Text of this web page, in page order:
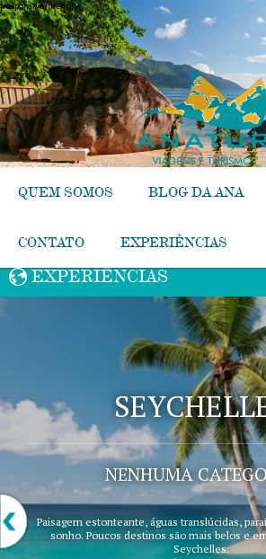
[responsive-menu]
QUEM SOMOS BLOG DA ANA
CONTATO EXPERIÊNCIAS
EXPERIÊNCIAS
NENHUMA
Paisagem estonteante, águas translúcidas,
sonho. Poucos destinos são mais belos e
Seychelles.